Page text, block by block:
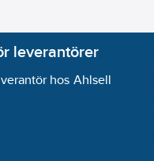
leverantörer
hos Ahlsell